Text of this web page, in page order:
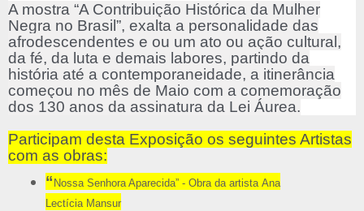
A mostra “A Contribuição Histórica da Mulher
Negra no Brasil”, exalta a personalidade das
afrodescendentes e ou um ato ou ação cultural,
da fé, da luta e demais labores, partindo da
história até a contemporaneidade, a itinerância
começou no mês de Maio com a comemoração
dos 130 anos da assinatura da Lei Áurea.
Participam desta Exposição os seguintes Artistas
com as obras:
“ Nossa Senhora Aparecida” - Obra da artista Ana
Lectícia Mansur